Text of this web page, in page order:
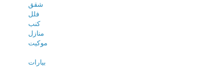
شقق
فلل
كنب
منازل
موكيت
بيارات